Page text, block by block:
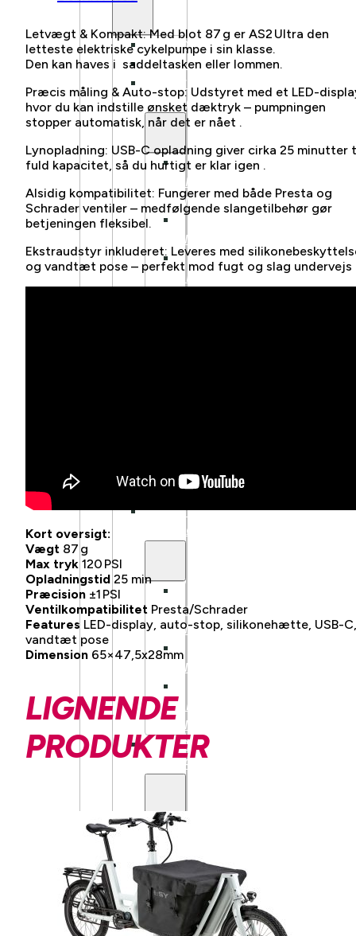
FRONTBÆRENDE
LONGTAIL
LASTESYKKEL
TILBEHØR
BENNO
BIKES
TILBEHØR
TILBEHØR
MECHANIC
ARTS
LASTESYKKEL
TILBEHØR
BIKES
TILBEHØR
TILBEHØR
ARTS
TILBEHØR
BARN/UNGDOM
UTSTYR
HJUL
BARN
BREMSER
BARN
Letvægt & Kompakt: Med blot 87 g er AS2 Ultra den
letteste elektriske cykelpumpe i sin klasse.
Den kan haves i saddeltasken eller lommen.
Præcis måling & Auto-stop: Udstyret med et LED-
hvor du kan indstille ønsket dæktryk – pumpningen
stopper automatisk, når det er nået .
Lynopladning: USB-C opladning giver cirka 25 minutter
fuld kapacitet, så du hurtigt er klar igen .
Alsidig kompatibilitet: Fungerer med både Presta og
Schrader ventiler – medfølgende slangetilbehør gør
betjeningen fleksibel.
Ekstraudstyr inkluderet: Leveres med
og vandtæt pose – perfekt mod fugt og slag undervejs
Kort oversigt:
Vægt 87 g
Max tryk 120 PSI
Opladningstid 25 min
Præcision ±1 PSI
Ventilkompatibilitet Presta/Schrader
Features LED-display, auto-stop, silikonehætte, USB-C,
vandtæt pose
Dimension 65×47,5x28mm
LIGNENDE
PRODUKTER